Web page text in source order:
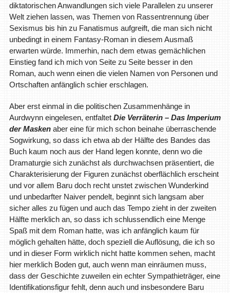
diktatorischen Anwandlungen sich viele Parallelen zu unserer
Welt ziehen lassen, was Themen von Rassentrennung über
Sexismus bis hin zu Fanatismus aufgreift, die man sich nicht
unbedingt in einem Fantasy-Roman in diesem Ausmaß
erwarten würde. Immerhin, nach dem etwas gemächlichen
Einstieg fand ich mich von Seite zu Seite besser in den
Roman, auch wenn einen die vielen Namen von Personen und
Ortschaften anfänglich schier erschlagen.
Aber erst einmal in die politischen Zusammenhänge in
Aurdwynn eingelesen, entfaltet Die Verräterin – Das Imperium
der Maskenaber eine für mich schon beinahe überraschende
Sogwirkung, so dass ich etwa ab der Hälfte des Bandes das
Buch kaum noch aus der Hand legen konnte, denn wo die
Dramaturgie sich zunächst als durchwachsen präsentiert, die
Charakterisierung der Figuren zunächst oberflächlich erscheint
und vor allem Baru doch recht unstet zwischen Wunderkind
und unbedarfter Naiver pendelt, beginnt sich langsam aber
sicher alles zu fügen und auch das Tempo zieht in der zweiten
Hälfte merklich an, so dass ich schlussendlich eine Menge
Spaß mit dem Roman hatte, was ich anfänglich kaum für
möglich gehalten hätte, doch speziell die Auflösung, die ich so
und in dieser Form wirklich nicht hatte kommen sehen, macht
hier merklich Boden gut, auch wenn man einräumen muss,
dass der Geschichte zuweilen ein echter Sympathieträger, eine
Identifikationsfigur fehlt, denn auch und insbesondere Baru